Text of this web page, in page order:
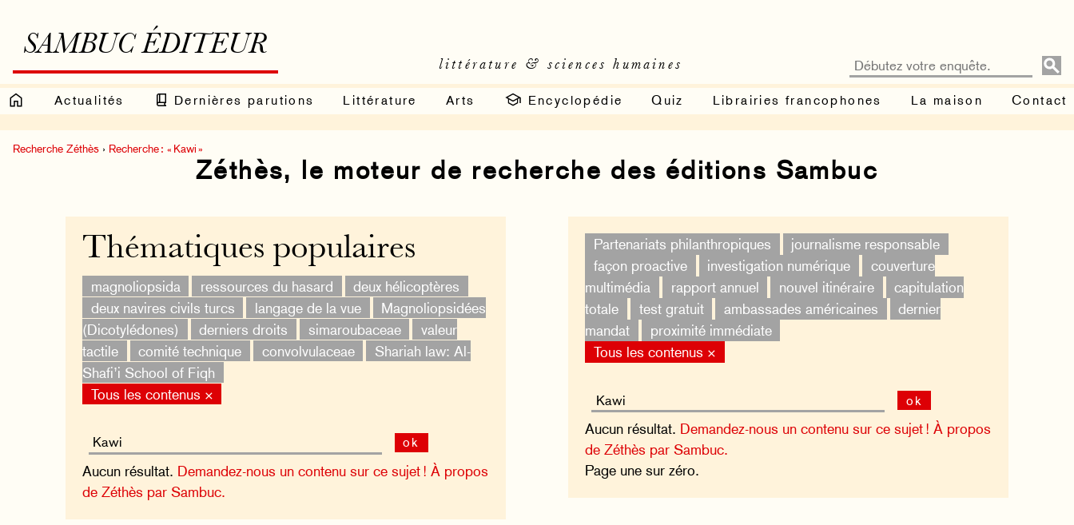
SAMBUC ÉDITEUR
littérature & sciences humaines
Actualités Dernières parutions Littérature Arts Encyclopédie Quiz Librairies francophones La maison Contact
Recherche Zéthès › Recherche : « Kawi »
Zéthès, le moteur de recherche des éditions Sambuc
Partenariats philanthropiques
journalisme responsable
façon proactive
investigation numérique
couverture
multimédia
rapport annuel nouvel itinéraire
capitulation
totale
test gratuit ambassades américaines
dernier
mandat
proximité immédiate
Tous les contenus ×
ok
Aucun résultat. Demandez-nous un contenu sur ce sujet ! À propos
de Zéthès par Sambuc.
Page une sur zéro.
Thématiques populaires
magnoliopsida ressources du hasard
deux hélicoptères
deux navires civils turcs
langage de la vue
Magnoliopsidées
(Dicotylédones)
derniers droits simaroubaceae
valeur
tactile
comité technique convolvulaceae
Shariah law: Al-
Shafi’i School of Fiqh
Tous les contenus ×
ok
Aucun résultat. Demandez-nous un contenu sur ce sujet ! À propos
de Zéthès par Sambuc.